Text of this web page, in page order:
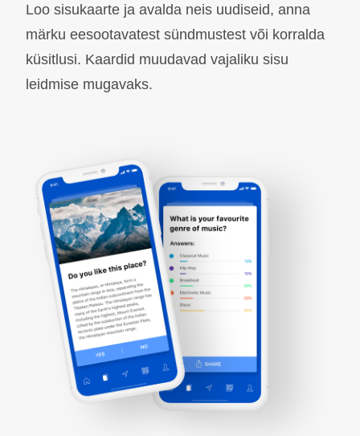
Loo sisukaarte ja avalda neis uudiseid, anna
märku eesootavatest sündmustest või korralda
küsitlusi. Kaardid muudavad vajaliku sisu
leidmise mugavaks.